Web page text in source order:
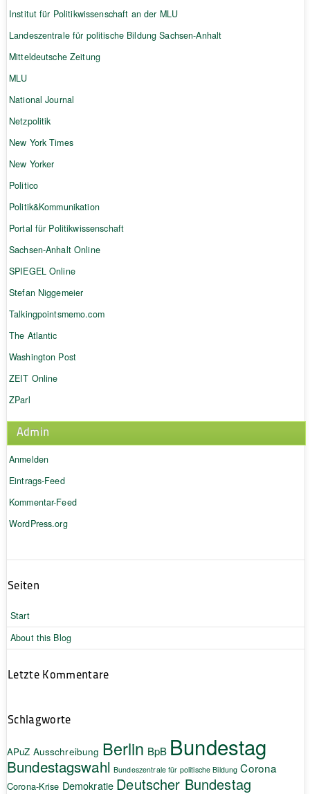
Institut für Politikwissenschaft an der MLU
Landeszentrale für politische Bildung Sachsen-Anhalt
Mitteldeutsche Zeitung
MLU
National Journal
Netzpolitik
New York Times
New Yorker
Politico
Politik&Kommunikation
Portal für Politikwissenschaft
Sachsen-Anhalt Online
SPIEGEL Online
Stefan Niggemeier
Talkingpointsmemo.com
The Atlantic
Washington Post
ZEIT Online
ZParl
Admin
Anmelden
Eintrags-Feed
Kommentar-Feed
WordPress.org
Seiten
Start
About this Blog
Letzte Kommentare
Schlagworte
APuZ Ausschreibung Berlin BpB Bundestag
Bundestagswahl Bundeszentrale für politische Bildung Corona
Corona-Krise Demokratie Deutscher Bundestag